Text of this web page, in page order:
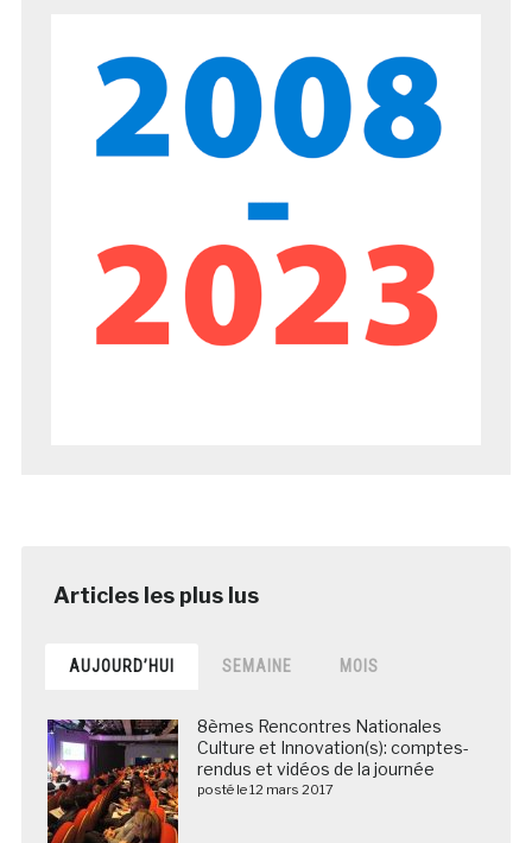
AUJOURD’HUI SEMAINE MOIS
8èmes Rencontres Nationales
Culture et Innovation(s): comptes-
rendus et vidéos de la journée
posté le 12 mars 2017